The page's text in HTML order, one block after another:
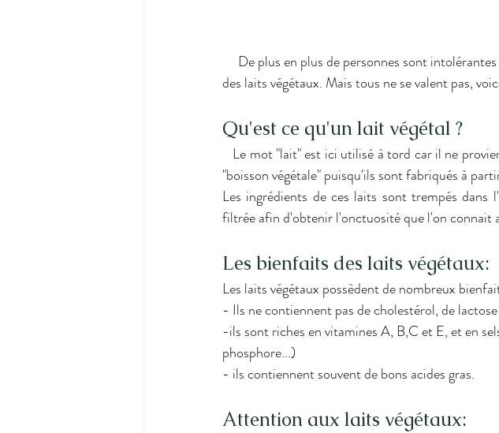
des laits végétaux. Mais tous ne se valent pas,
Qu'est ce qu'un lait végétal ?
"boisson végétale" puisqu'ils sont fabriqués à
Les ingrédients de ces laits sont trempés
filtrée afin d'obtenir l'onctuosité que l'on connait
Les bienfaits des laits végétaux:
Les laits végétaux possèdent de nombreux
- Ils ne contiennent pas de cholestérol, de
-ils sont riches en vitamines A, B,C et E, et en
phosphore...)
- ils contiennent souvent de bons acides gras.
Attention aux laits végétaux: